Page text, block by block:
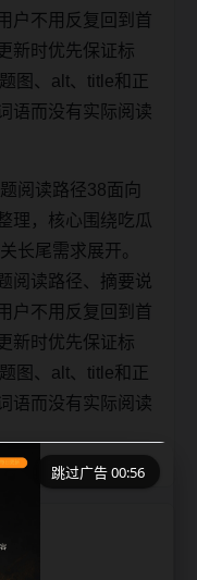
户不用反复回到首
新时优先保证标
图、alt、title和正
语而没有实际阅读
阅读路径38面向
理，核心围绕吃瓜
长尾需求展开。
阅读路径、摘要说
户不用反复回到首
新时优先保证标
图、alt、title和正
语而没有实际阅读
跳过广告 00:56